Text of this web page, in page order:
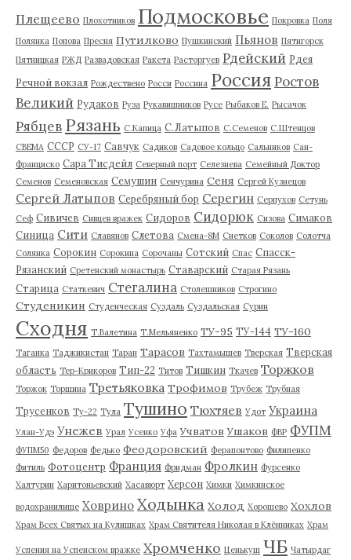
Плещеево Плохотников Подмосковье Покровка Поля
Полянка Попова Пресня Путилково Пушкинский Пьянов Пятигорск
Пятницкая РЖД Развадовская Ракета Расторгуев Рдейский Рдея
Речной вокзал Рождествено Росси Россина Россия Ростов
Великий Рудаков Руза Рукавишников Русе Рыбаков Е. Рысачок
Рябцев Рязань С.Капица С.Латыпов С.Семенов С.Штенцов
СВЕМА СССР СУ-17 Савчук Садиков Садовое кольцо Сальников Сан-
Франциско Сара Тисдейл Северный порт Селезнева Семейный Доктор
Семенов Семеновская Семушин Сенчурина Сеня Сергей Кузнецов
Сергей Латыпов Серебряный бор Серегин Серпухов Сетунь
Сеф Сивичев Сивцев вражек Сидоров Сидорюк Сизова Симаков
Синица Сити Славянов Слетова Смена-8М Снетков Соколов Солотча
Солянка Сорокин Сорокина Сорочаны Сотский Спас Спасск-
Рязанский Сретенский монастырь Ставарский Старая Рязань
Старица Статкевич Стегалина Столешников Строгино
Студеникин Студенческая Суздаль Суздальская Сурин
Сходня Т.Валетина Т.Мельяненко ТУ-95 ТУ-144 ТУ-160
Таганка Таджикистан Таран Тарасов Тахтамышев Тверская Тверская
область Тер-Крикоров Тип-22 Титов Тишкин Ткачев Торжков
Торжок Торшина Третьяковка Трофимов Трубеж Трубная
Трусенков Ту-22 Тула Тушино Тюхтяев Удот Украина
Улан-Удэ Унежев Урал Усенко Уфа Учватов Ушаков ФВР ФУПМ
ФУПМ50 Федоров Федько Феодоровский Ферапонтово Филипенко
Фитиль Фотоцентр Франция Фридман Фролкин Фурсенко
Халтурин Харитоньевский Хасавюрт Херсон Химки Химкинское
водохранилище Ховрино Ходынка Холод Хорошево Хохлов
Храм Всех Святых на Кулишках Храм Святителя Николая в Клённиках Храм
Успения на Успенском вражке Хромченко Ценькуш ЧБ Чатырдаг